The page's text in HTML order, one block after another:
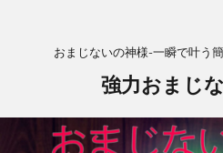
おまじないの神様-一瞬で叶う
強力おまじ